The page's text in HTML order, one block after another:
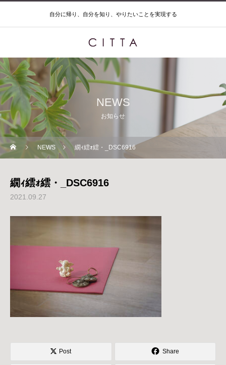
自分に帰り、自分を知り、やりたいことを実現する
NEWS
お知らせ
NEWS 繝ｨ繧ｫ繧・_DSC6916
繝ｨ繧ｫ繧・_DSC6916
2021.09.27
Post Share